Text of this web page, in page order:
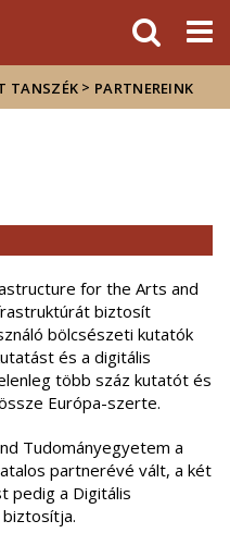
TANSZÉK > PARTNEREINK
for the Arts and
biztosít
bölcsészeti kutatók
és a digitális
több száz kutatót és
Európa-szerte.
Tudományegyetem a
partnerévé vált, a két
pedig a Digitális